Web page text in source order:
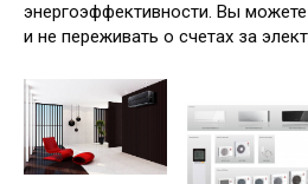
энергоэффективности. Вы
и не переживать о счетах за